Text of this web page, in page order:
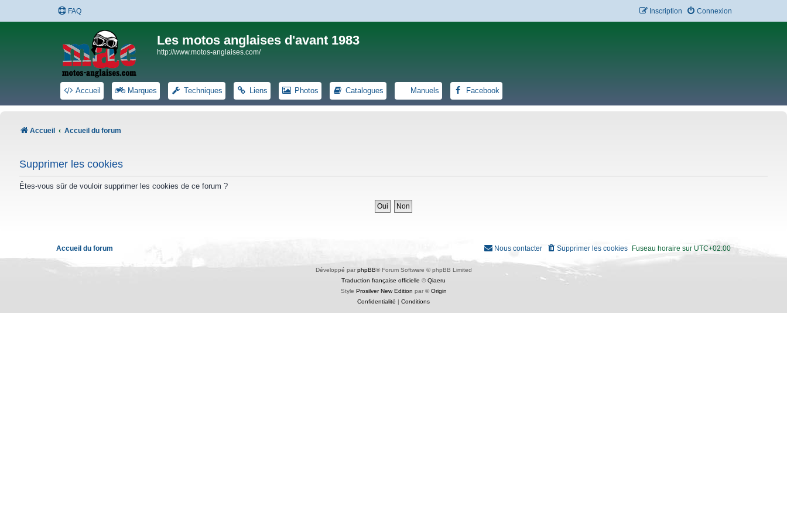
FAQ Connexion
Inscription
Les motos anglaises d'avant 1983
http://www.motos-anglaises.com/
Accueil Marques Techniques Liens Photos Catalogues Manuels Facebook
Accueil Accueil du forum
Supprimer les cookies
Êtes-vous sûr de vouloir supprimer les cookies de ce forum ?
Accueil du forum Fuseau horaire sur UTC+02:00
Supprimer les cookies
Nous contacter
Développé par phpBB® Forum Software © phpBB Limited
Traduction française officielle ©Qiaeru
Style Prosilver New Edition par ©Origin
Confidentialité | Conditions